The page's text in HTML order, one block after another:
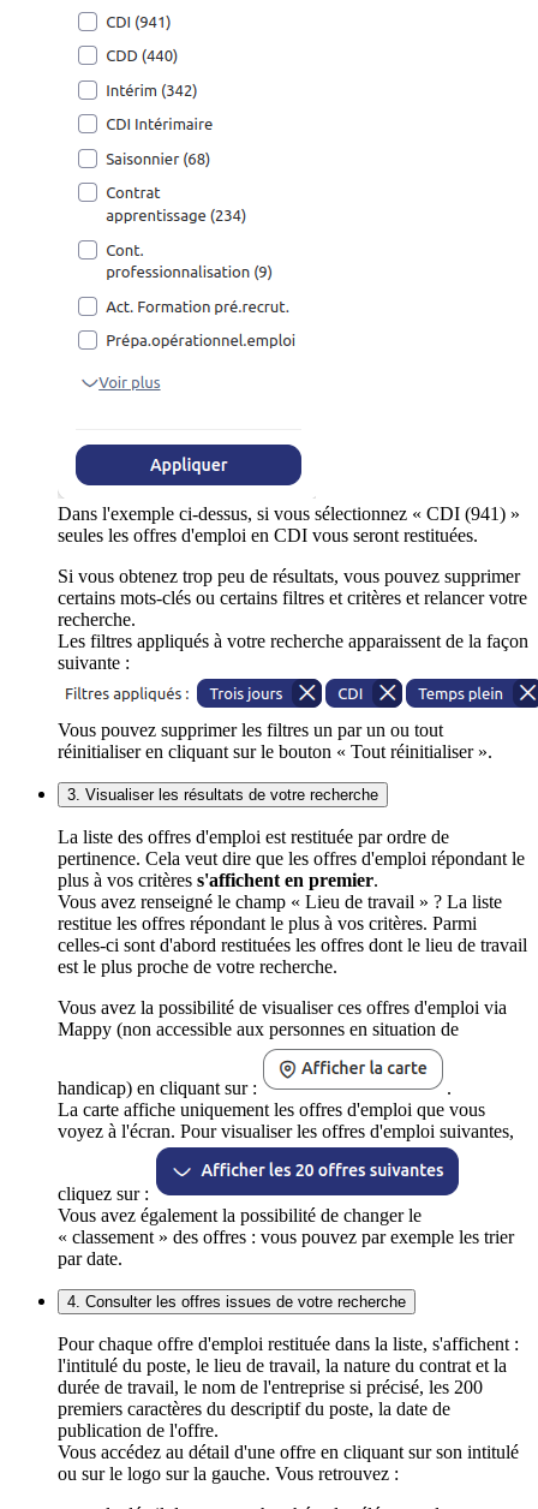
Dans l'exemple ci-dessus, si vous sélectionnez « CDI (941) »
seules les offres d'emploi en CDI vous seront restituées.
Si vous obtenez trop peu de résultats, vous pouvez supprimer
certains mots-clés ou certains filtres et critères et relancer votre
recherche.
Les filtres appliqués à votre recherche apparaissent de la façon
suivante :
Vous pouvez supprimer les filtres un par un ou tout
réinitialiser en cliquant sur le bouton « Tout réinitialiser ».
3. Visualiser les résultats de votre recherche
La liste des offres d'emploi est restituée par ordre de
pertinence. Cela veut dire que les offres d'emploi répondant le
plus à vos critères s'affichent en premier.
Vous avez renseigné le champ « Lieu de travail » ? La liste
restitue les offres répondant le plus à vos critères. Parmi
celles-ci sont d'abord restituées les offres dont le lieu de travail
est le plus proche de votre recherche.
Vous avez la possibilité de visualiser ces offres d'emploi via
Mappy (non accessible aux personnes en situation de
handicap) en cliquant sur :
.
La carte affiche uniquement les offres d'emploi que vous
voyez à l'écran. Pour visualiser les offres d'emploi suivantes,
cliquez sur :
Vous avez également la possibilité de changer le
« classement » des offres : vous pouvez par exemple les trier
par date.
4. Consulter les offres issues de votre recherche
Pour chaque offre d'emploi restituée dans la liste, s'affichent :
l'intitulé du poste, le lieu de travail, la nature du contrat et la
durée de travail, le nom de l'entreprise si précisé, les 200
premiers caractères du descriptif du poste, la date de
publication de l'offre.
Vous accédez au détail d'une offre en cliquant sur son intitulé
ou sur le logo sur la gauche. Vous retrouvez :